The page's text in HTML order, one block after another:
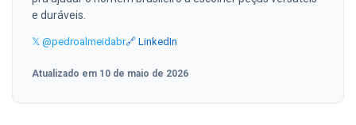
e duráveis.
𝕏 @pedroalmeidabr🔗 LinkedIn
Atualizado em 10 de maio de 2026